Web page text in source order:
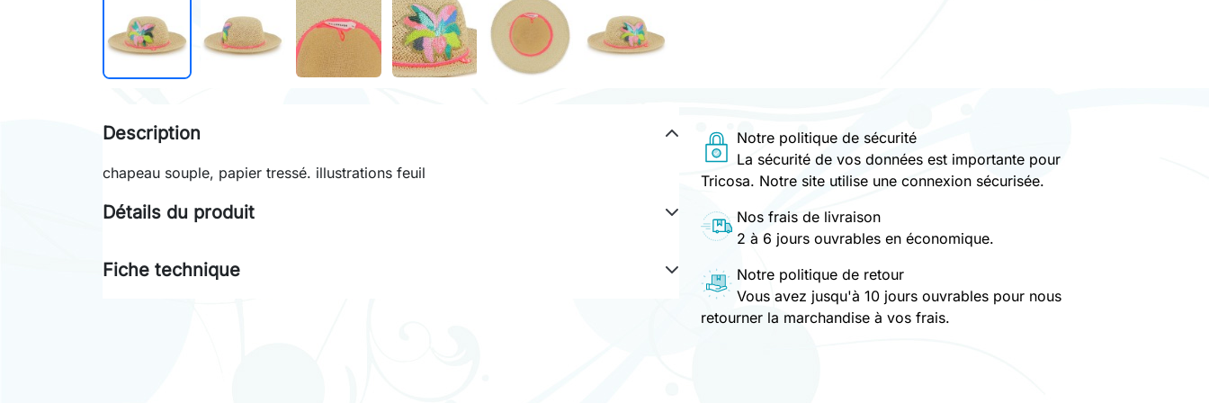
Notre politique de sécurité
La sécurité de vos données est importante pour
Tricosa. Notre site utilise une connexion sécurisée.
Nos frais de livraison
2 à 6 jours ouvrables en économique.
Notre politique de retour
Vous avez jusqu'à 10 jours ouvrables pour nous
retourner la marchandise à vos frais.
Description
chapeau souple, papier tressé. illustrations feuil
Détails du produit
Fiche technique